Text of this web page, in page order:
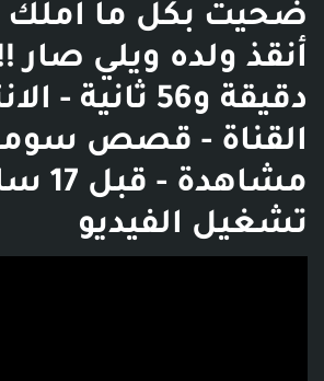
ضحيت بكل ما
دقيقة و56
تشغيل الفيديو